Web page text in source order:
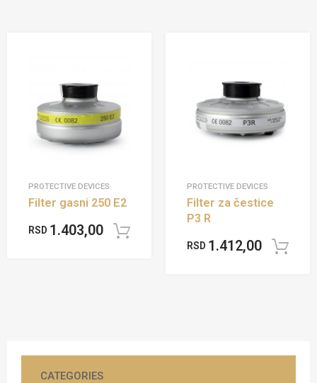
PROTECTIVE DEVICES
Filter gasni 250 E2
RSD 1.403,00
PROTECTIVE DEVICES
Filter za čestice
P3 R
RSD 1.412,00
CATEGORIES